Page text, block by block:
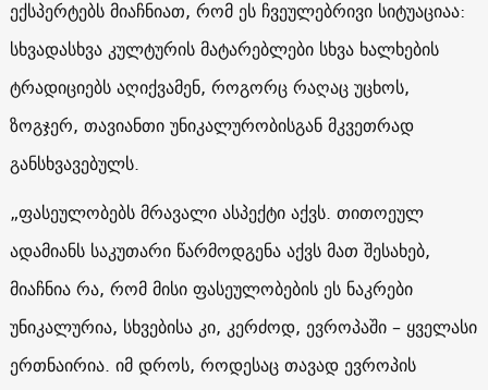
ექსპერტებს მიაჩნიათ, რომ ეს ჩვეულებრივი სიტუაციაა:
სხვადასხვა კულტურის მატარებლები სხვა ხალხების
ტრადიციებს აღიქვამენ, როგორც რაღაც უცხოს,
ზოგჯერ, თავიანთი უნიკალურობისგან მკვეთრად
განსხვავებულს.
„ფასეულობებს მრავალი ასპექტი აქვს. თითოეულ
ადამიანს საკუთარი წარმოდგენა აქვს მათ შესახებ,
მიაჩნია რა, რომ მისი ფასეულობების ეს ნაკრები
უნიკალურია, სხვებისა კი, კერძოდ, ევროპაში – ყველასი
ერთნაირია. იმ დროს, როდესაც თავად ევროპის